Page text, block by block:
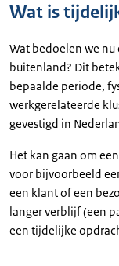
Wat is
Wat bedoelen we
buitenland? Dit
bepaalde periode,
werkgerelateerde
gevestigd in
Het kan gaan om
voor bijvoorbeeld
een klant of een
langer verblijf (een
een tijdelijke